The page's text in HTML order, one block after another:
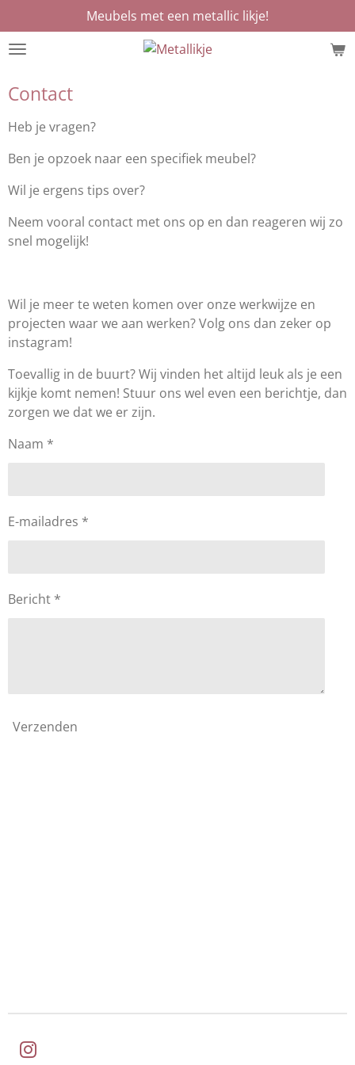
direct
naar
hoofdinhoud
Meubels met een metallic likje!
Contact
Heb je vragen?
Ben je opzoek naar een specifiek meubel?
Wil je ergens tips over?
Neem vooral contact met ons op en dan reageren wij zo
snel mogelijk!
Wil je meer te weten komen over onze werkwijze en
projecten waar we aan werken? Volg ons dan zeker op
instagram!
Toevallig in de buurt? Wij vinden het altijd leuk als je een
kijkje komt nemen! Stuur ons wel even een berichtje, dan
zorgen we dat we er zijn.
Naam *
E-mailadres *
Bericht *
Verzenden
I